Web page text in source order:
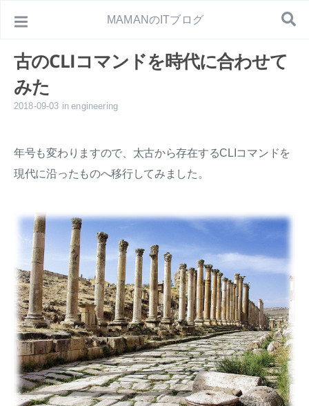
MAMANのITブログ
古のCLIコマンドを時代に合わせて
みた
2018-09-03 in engineering
年号も変わりますので、太古から存在するCLIコマンドを
現代に沿ったものへ移行してみました。